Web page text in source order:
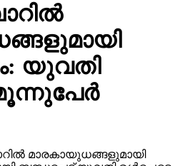
യുവതി
മാരകായുധങ്ങളുമായി